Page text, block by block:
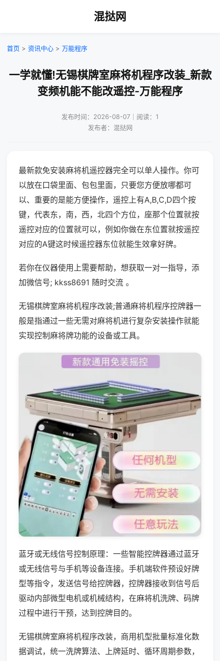
混挞网
首页 > 资讯中心 > 万能程序
一学就懂!无锡棋牌室麻将机程序改装_新款
变频机能不能改遥控-万能程序
发布时间：2026-08-07｜阅读：1
发布者：混挞网
最新款免安装麻将机遥控器完全可以单人操作。你可
以放在口袋里面、包包里面，只要您方便放哪都可
以、重要的是能方便操作，遥控上有A,B,C,D四个按
键，代表东，南，西，北四个方位，座那个位置就按
遥控对应的位置就可以，例如你做在东位置就按遥控
对应的A键这时候遥控器东位就能生效拿好牌。
若你在仪器使用上需要帮助，想获取一对一指导，添
加微信号; kkss8691 随时交流 。
无锡棋牌室麻将机程序改装;普通麻将机程序控牌器一
般是指通过一些无需对麻将机进行复杂安装操作就能
实现控制麻将牌功能的设备或工具。
蓝牙或无线信号控制原理：一些智能控牌器通过蓝牙
或无线信号与手机等设备连接。手机端软件预设好牌
型等指令，发送信号给控牌器，控牌器接收到信号后
驱动内部微型电机或机械结构，在麻将机洗牌、码牌
过程中进行干预，达到控牌目的。
无锡棋牌室麻将机程序改装，商用机型批量标准化数
据调试，统一洗牌算法、上牌延时、循环周期参数，